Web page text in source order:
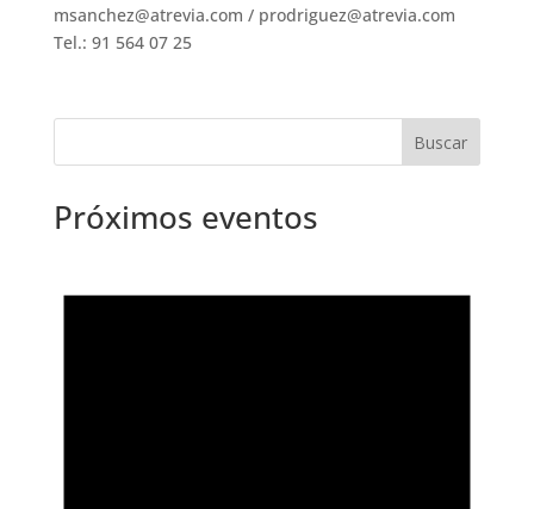
msanchez@atrevia.com / prodriguez@atrevia.com
Tel.: 91 564 07 25
Próximos eventos